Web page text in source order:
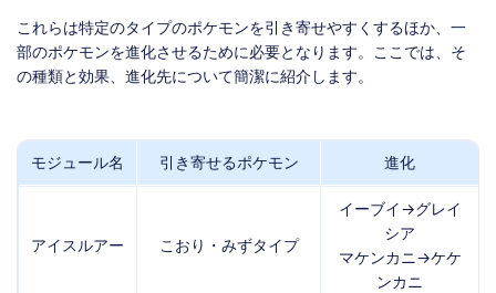
これらは特定のタイプのポケモンを引き寄せやすくするほか、一
部のポケモンを進化させるために必要となります。ここでは、そ
の種類と効果、進化先について簡潔に紹介します。
モジュール名 引き寄せるポケモン 進化
アイスルアー こおり・みずタイプ
イーブイ→グレイ
シア
マケンカニ→ケケ
ンカニ